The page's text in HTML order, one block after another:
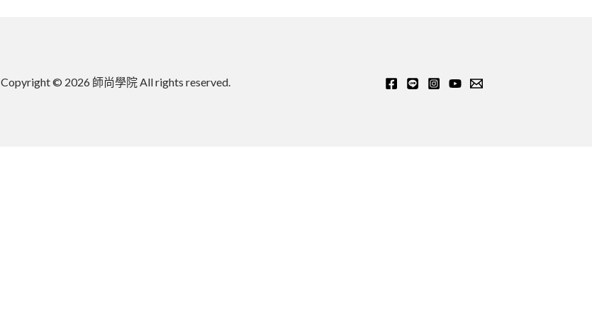
Copyright © 2026 師尚學院 All rights reserved.